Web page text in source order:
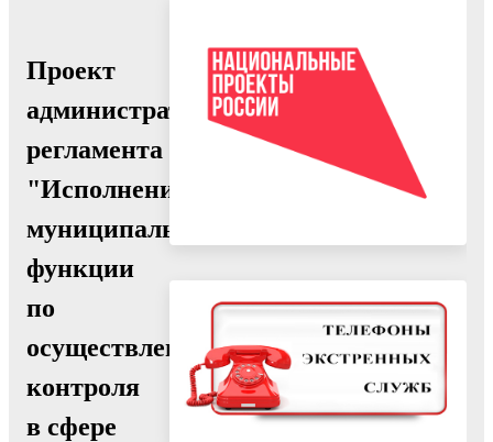
Проект
административного
регламента
"Исполнение
муниципальной
функции
по
осуществлению
контроля
в сфере